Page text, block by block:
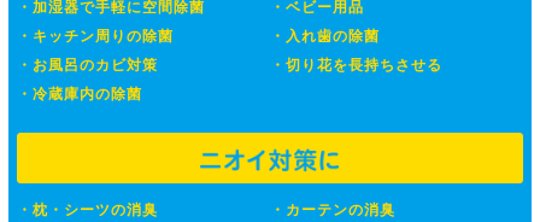
加湿器で手軽に空間除菌
ベビー用品
キッチン周りの除菌
入れ歯の除菌
お風呂のカビ対策
切り花を長持ちさせる
冷蔵庫内の除菌
枕・シーツの消臭
カーテンの消臭